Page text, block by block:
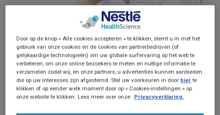
Dehydratatie en vochtinname
Beoordelen van de hydratatiestatus is
complex en moeilijk en wordt daardoor
vaak niet uirgevoerd. Toch heeft
Door op de knop « Alle cookies accepteren » te klikken, stemt u in met het
gebruik van onze cookies en de cookies van partnerbedrijven (of
gelijkaardige technologieën) om uw globale surfervaring op het web te
verbeteren, om onze online bezoekers te meten en nuttige informatie te
verzamelen zodat wij, en onze partners, u advertenties kunnen aanbieden
die op uw interesses zijn afgestemd. Stel uw voorkeuren in door hierte
klikken of op eender welk moment door op « Cookies-instellingen » op
onze website te klikken. Lees meer over onze
Privacyverklaring.